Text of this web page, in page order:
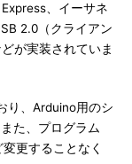
、イーサネ
2.0（クライアン
が実装されていま
り、Arduino用のシ
た、プログラム
更することなく